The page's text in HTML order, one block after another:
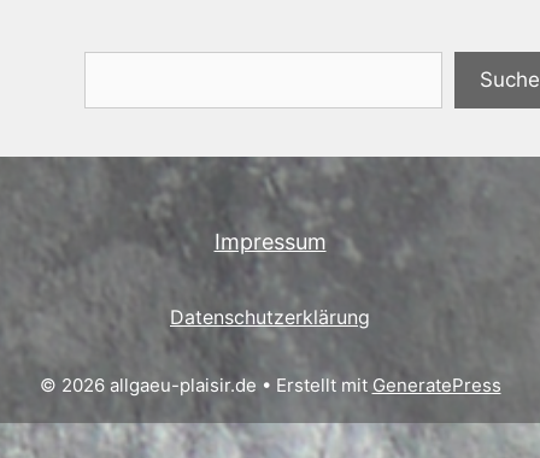
Impressum
Datenschutzerklärung
© 2026 allgaeu-plaisir.de • Erstellt mit GeneratePress